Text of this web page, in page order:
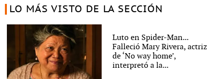
LO MÁS VISTO DE LA SECCIÓN
Luto en Spider-Man...
Falleció Mary Rivera, actriz
de ‘No way home’,
interpretó a la...